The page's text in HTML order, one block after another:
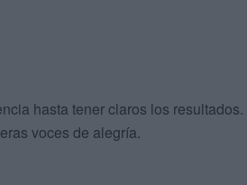
hasta tener claros los
voces de alegría.